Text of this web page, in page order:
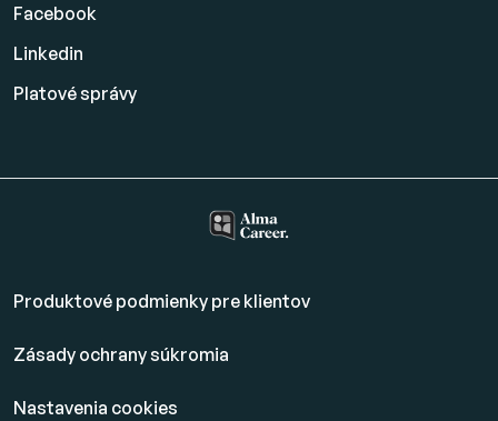
Facebook
Linkedin
Platovésprávy
Produktové podmienky pre klientov
Zásady ochrany súkromia
Nastavenia cookies